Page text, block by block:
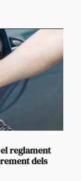
reglament
dels